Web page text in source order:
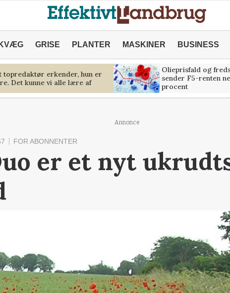
KVÆG GRISE PLANTER MASKINER BUSINESS
topredaktør erkender, hun er
Det kunne vi alle lære af
Olieprisfald og
sender F5-renten
procent
Annonce
FOR ABONNENTER
er et nyt